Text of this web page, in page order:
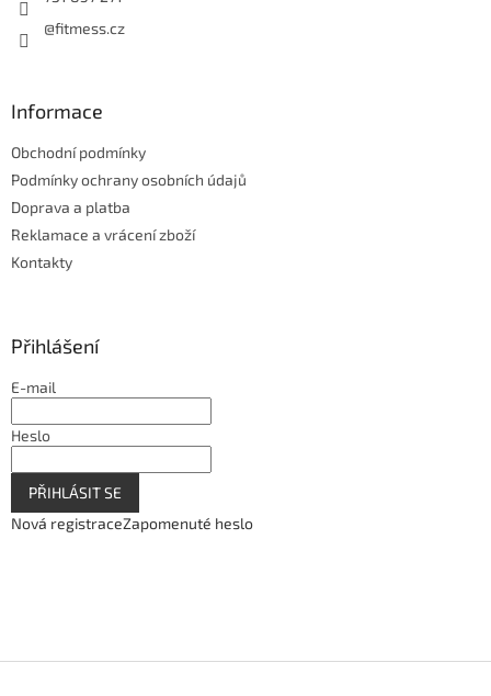
@fitmess.cz
Informace
Obchodní podmínky
Podmínky ochrany osobních údajů
Doprava a platba
Reklamace a vrácení zboží
Kontakty
Přihlášení
E-mail
Heslo
PŘIHLÁSIT SE
Nová registraceZapomenuté heslo